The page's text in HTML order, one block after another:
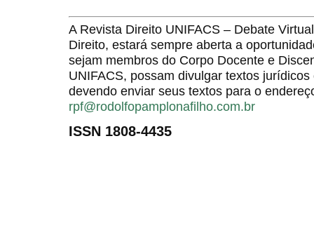
A Revista Direito UNIFACS – Debate
Direito, estará sempre aberta a
sejam membros do Corpo Docente e
UNIFACS, possam divulgar textos
devendo enviar seus textos para o
rpf@rodolfopamplonafilho.com.br
ISSN 1808-4435